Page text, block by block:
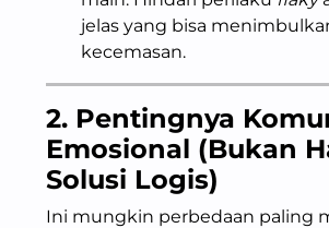
jelas yang bisa
kecemasan.
2. Pentingnya
Emosional (Bukan
Solusi Logis)
Ini mungkin perbedaan paling